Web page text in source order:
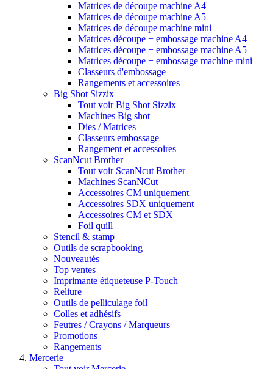
Matrices de découpe machine A4
Matrices de découpe machine A5
Matrices de découpe machine mini
Matrices découpe + embossage machine A4
Matrices découpe + embossage machine A5
Matrices découpe + embossage machine mini
Classeurs d'embossage
Rangements et accessoires
Big Shot Sizzix
Tout voir Big Shot Sizzix
Machines Big shot
Dies / Matrices
Classeurs embossage
Rangement et accessoires
ScanNcut Brother
Tout voir ScanNcut Brother
Machines ScanNCut
Accessoires CM uniquement
Accessoires SDX uniquement
Accessoires CM et SDX
Foil quill
Stencil & stamp
Outils de scrapbooking
Nouveautés
Top ventes
Imprimante étiqueteuse P-Touch
Reliure
Outils de pelliculage foil
Colles et adhésifs
Feutres / Crayons / Marqueurs
Promotions
Rangements
Mercerie